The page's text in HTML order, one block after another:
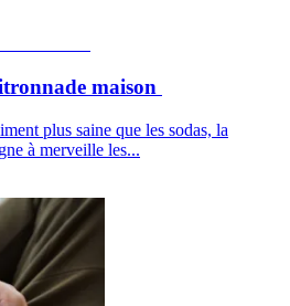
maison
plus saine que les sodas, la
à merveille les...